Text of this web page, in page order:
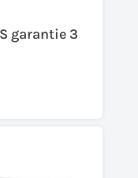
garantie 3